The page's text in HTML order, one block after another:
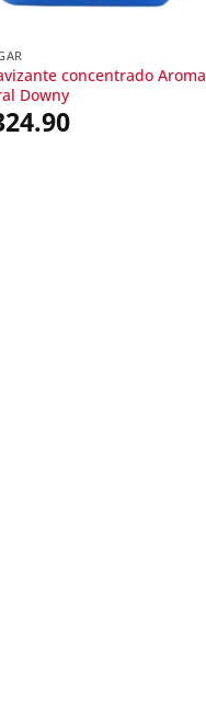
concentrado Aroma
Downy